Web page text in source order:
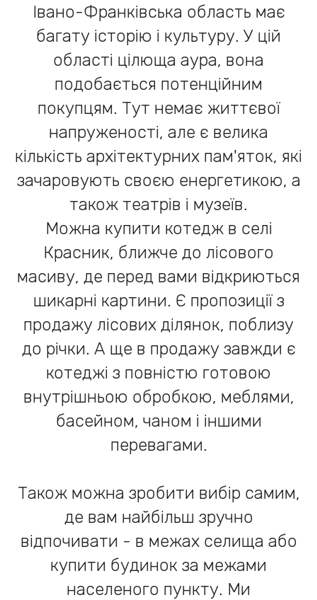
Івано-Франківська область має
багату історію і культуру. У цій
області цілюща аура, вона
подобається потенційним
покупцям. Тут немає життєвої
напруженості, але є велика
кількість архітектурних пам'яток, які
зачаровують своєю енергетикою, а
також театрів і музеїв.
Можна купити котедж в селі
Красник, ближче до лісового
масиву, де перед вами відкриються
шикарні картини. Є пропозиції з
продажу лісових ділянок, поблизу
до річки. А ще в продажу завжди є
котеджі з повністю готовою
внутрішньою обробкою, меблями,
басейном, чаном і іншими
перевагами.
Також можна зробити вибір самим,
де вам найбільш зручно
відпочивати - в межах селища або
купити будинок за межами
населеного пункту. Ми